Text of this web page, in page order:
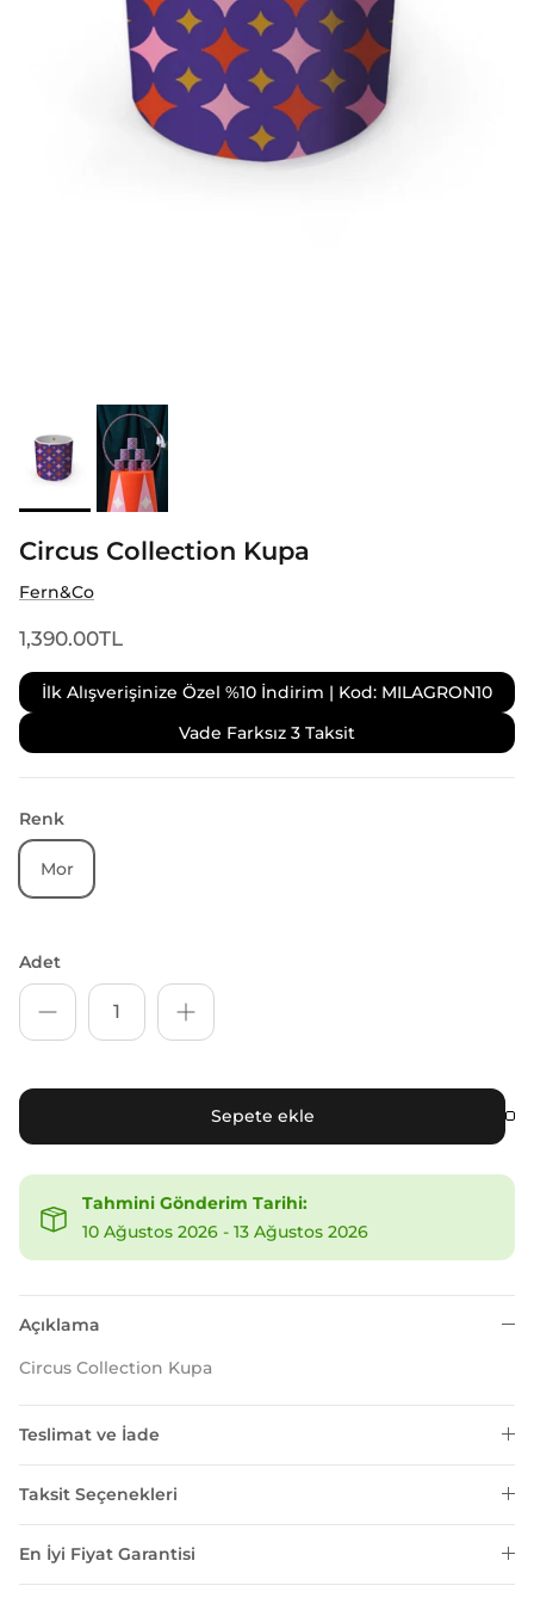
Circus Collection Kupa
Fern&Co
1,390.00TL
İlk Alışverişinize Özel %10 İndirim | Kod: MILAGRON10
Vade Farksız 3 Taksit
Renk
Mor
Adet
Sepete ekle
Tahmini Gönderim Tarihi:
10 Ağustos 2026 - 13 Ağustos 2026
Açıklama
Circus Collection Kupa
Teslimat ve İade
Taksit Seçenekleri
En İyi Fiyat Garantisi